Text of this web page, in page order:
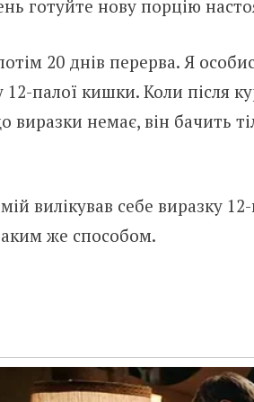
готуйте нову порцію
20 днів перерва. Я
палої кишки. Коли після
виразки немає, він бачить
вилікував себе виразку
же способом.